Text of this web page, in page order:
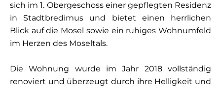
sich im 1. Obergeschoss einer gepflegten Residenz
in Stadtbredimus und bietet einen herrlichen
Blick auf die Mosel sowie ein ruhiges Wohnumfeld
im Herzen des Moseltals.
Die Wohnung wurde im Jahr 2018 vollständig
renoviert und überzeugt durch ihre Helligkeit und